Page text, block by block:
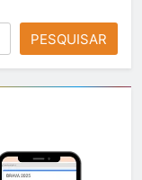
PESQUISAR